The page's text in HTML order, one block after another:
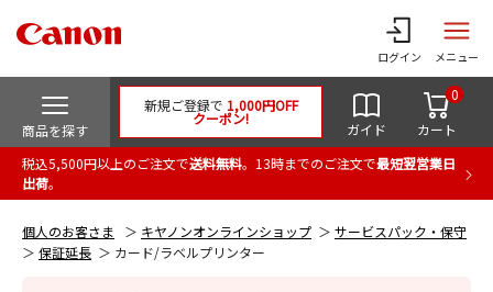
ログイン メニュー
商品を探す
新規ご登録で 1,000円OFF
クーポン!
ガイド カート
0
税込5,500円以上のご注文で送料無料。13時までのご注文で最短翌営業日
出荷。
個人のお客さま キヤノンオンラインショップ
サービスパック・保守
保証延長
カード/ラベルプリンター